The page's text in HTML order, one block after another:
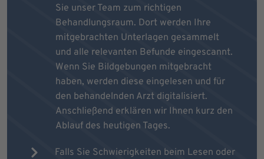
Sie unser Team zum richtigen
Behandlungsraum. Dort werden Ihre
mitgebrachten Unterlagen gesammelt
und alle relevanten Befunde eingescannt.
Wenn Sie Bildgebungen mitgebracht
haben, werden diese eingelesen und für
den behandelnden Arzt digitalisiert.
Anschließend erklären wir Ihnen kurz den
Ablauf des heutigen Tages.
Falls Sie Schwierigkeiten beim Lesen oder